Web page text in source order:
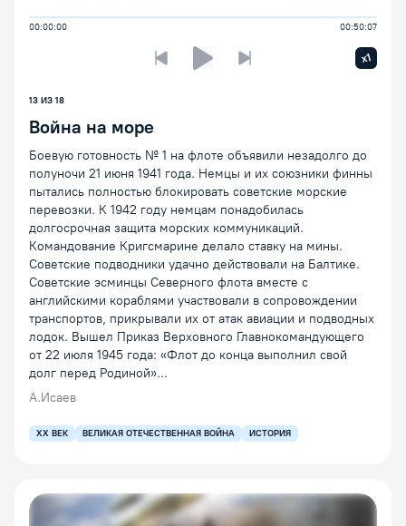
00:00:00 00:50:07
Предыдущая лекцияСледующая лекция
x1
13 ИЗ 18
Война на море
Боевую готовность № 1 на флоте объявили незадолго до
полуночи 21 июня 1941 года. Немцы и их союзники финны
пытались полностью блокировать советские морские
перевозки. К 1942 году немцам понадобилась
долгосрочная защита морских коммуникаций.
Командование Кригсмарине делало ставку на мины.
Советские подводники удачно действовали на Балтике.
Советские эсминцы Северного флота вместе с
английскими кораблями участвовали в сопровождении
транспортов, прикрывали их от атак авиации и подводных
лодок. Вышел Приказ Верховного Главнокомандующего
от 22 июля 1945 года: «Флот до конца выполнил свой
долг перед Родиной»...
А.Исаев
XX ВЕК ВЕЛИКАЯ ОТЕЧЕСТВЕННАЯ ВОЙНА ИСТОРИЯ